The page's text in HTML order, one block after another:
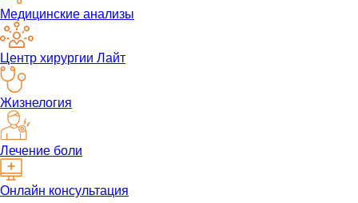
Медицинские анализы
Центр хирургии Лайт
Жизнелогия
Лечение боли
Онлайн консультация